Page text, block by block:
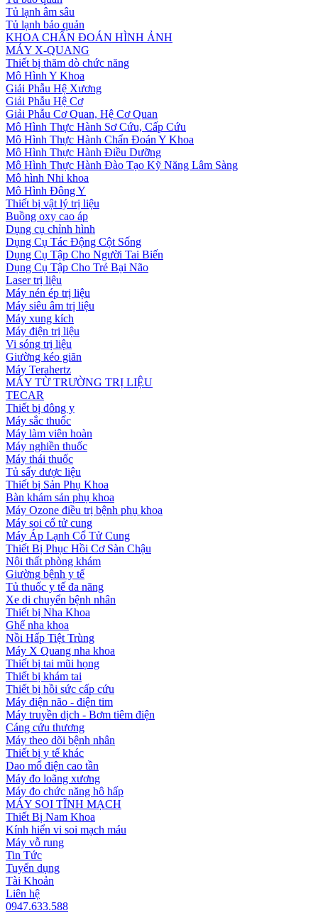
Tủ lạnh âm sâu
Tủ lạnh bảo quản
KHOA CHẨN ĐOÁN HÌNH ẢNH
MÁY X-QUANG
Thiết bị thăm dò chức năng
Mô Hình Y Khoa
Giải Phẫu Hệ Xương
Giải Phẫu Hệ Cơ
Giải Phẫu Cơ Quan, Hệ Cơ Quan
Mô Hình Thực Hành Sơ Cứu, Cấp Cứu
Mô Hình Thực Hành Chẩn Đoán Y Khoa
Mô Hình Thực Hành Điều Dưỡng
Mô Hình Thực Hành Đào Tạo Kỹ Năng Lâm Sàng
Mô hình Nhi khoa
Mô Hình Đông Y
Thiết bị vật lý trị liệu
Buồng oxy cao áp
Dụng cụ chỉnh hình
Dụng Cụ Tác Động Cột Sống
Dụng Cụ Tập Cho Người Tai Biến
Dụng Cụ Tập Cho Trẻ Bại Não
Laser trị liệu
Máy nén ép trị liệu
Máy siêu âm trị liệu
Máy xung kích
Máy điện trị liệu
Vi sóng trị liệu
Giường kéo giãn
Máy Terahertz
MÁY TỪ TRƯỜNG TRỊ LIỆU
TECAR
Thiết bị đông y
Máy sắc thuốc
Máy làm viên hoàn
Máy nghiền thuốc
Máy thái thuốc
Tủ sấy dược liệu
Thiết bị Sản Phụ Khoa
Bàn khám sản phụ khoa
Máy Ozone điều trị bệnh phụ khoa
Máy soi cổ tử cung
Máy Áp Lạnh Cổ Tử Cung
Thiết Bị Phục Hồi Cơ Sàn Chậu
Nội thất phòng khám
Giường bệnh y tế
Tủ thuốc y tế đa năng
Xe di chuyển bệnh nhân
Thiết bị Nha Khoa
Ghế nha khoa
Nồi Hấp Tiệt Trùng
Máy X Quang nha khoa
Thiết bị tai mũi họng
Thiết bị khám tai
Thiết bị hồi sức cấp cứu
Máy điện não - điện tim
Máy truyền dịch - Bơm tiêm điện
Cáng cứu thương
Máy theo dõi bệnh nhân
Thiết bị y tế khác
Dao mổ điện cao tần
Máy đo loãng xương
Máy đo chức năng hô hấp
MÁY SOI TĨNH MẠCH
Thiết Bị Nam Khoa
Kính hiển vi soi mạch máu
Máy vỗ rung
Tin Tức
Tuyển dụng
Tài Khoản
Liên hệ
0947.633.588